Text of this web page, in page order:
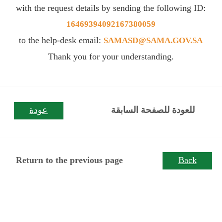
with the request details by sending the following ID:
16469394092167380059
to the help-desk email: SAMASD@SAMA.GOV.SA
Thank you for your understanding.
Return to the previous page Back
للعودة للصفحة السابقة عودة